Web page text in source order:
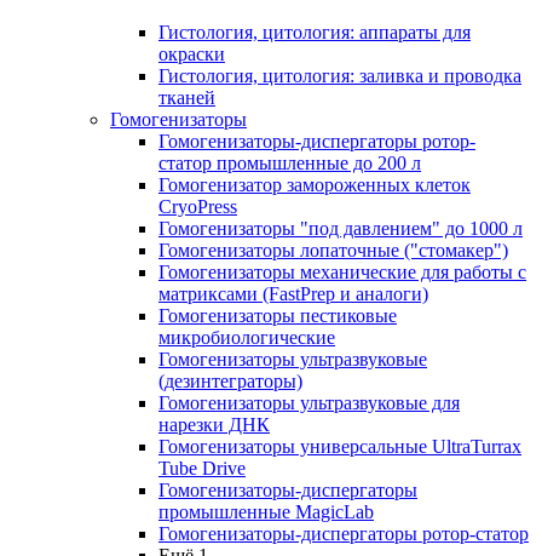
Гистология, цитология: аппараты для
окраски
Гистология, цитология: заливка и проводка
тканей
Гомогенизаторы
Гомогенизаторы-диспергаторы ротор-
статор промышленные до 200 л
Гомогенизатор замороженных клеток
CryoPress
Гомогенизаторы "под давлением" до 1000 л
Гомогенизаторы лопаточные ("стомакер")
Гомогенизаторы механические для работы с
матриксами (FastPrep и аналоги)
Гомогенизаторы пестиковые
микробиологические
Гомогенизаторы ультразвуковые
(дезинтеграторы)
Гомогенизаторы ультразвуковые для
нарезки ДНК
Гомогенизаторы универсальные UltraTurrax
Tube Drive
Гомогенизаторы-диспергаторы
промышленные MagicLab
Гомогенизаторы-диспергаторы ротор-статор